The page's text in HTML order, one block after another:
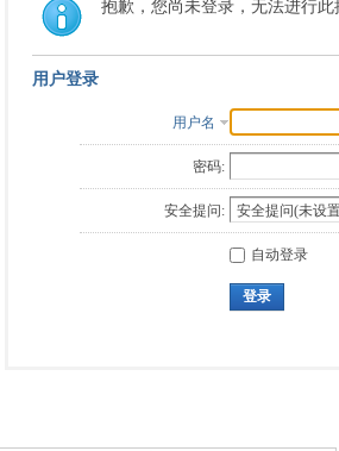
抱歉，您尚未登录，无法进行此
用户登录
用户名
密码:
安全提问:
自动登录
登录